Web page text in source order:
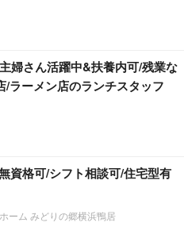
婦さん活躍中&扶養内可/残業な
/ラーメン店のランチスタッフ
資格可/シフト相談可/住宅型有
ーム みどりの郷横浜鴨居